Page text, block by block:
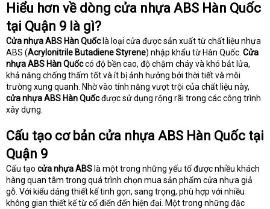
Hiểu hơn về dòng cửa nhựa ABS Hàn Quốc
tại Quận 9 là gì?
Cửa nhựa ABS Hàn Quốclà loại cửa được sản xuất từ chất liệu nhựa
ABS (Acrylonitrile Butadiene Styrene) nhập khẩu từ Hàn Quốc. Cửa
nhựa ABS Hàn Quốccó độ bền cao, độ chậm cháy và khó bắt lửa,
khả năng chống thấm tốt và ít bị ảnh hưởng bởi thời tiết và môi
trường xung quanh. Nhờ vào tính năng vượt trội của chất liệu này,
cửa nhựa ABS Hàn Quốcđược sử dụng rộng rãi trong các công trình
xây dựng.
Cấu tạo cơ bản cửa nhựa ABS Hàn Quốc tại
Quận 9
Cấu tạo cửa nhựa ABS là một trong những yếu tố được nhiều khách
hàng quan tâm trong quá trình chọn mua sản phẩm cửa nhựa giả
gỗ. Với kiểu dáng thiết kế tinh gọn, sang trọng, phù hợp với nhiều
không gian thiết kế từ cổ điển đến hiện đại. Một trong những đặc